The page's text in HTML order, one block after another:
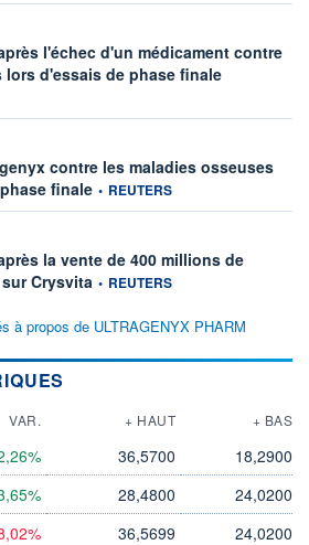
l'échec d'un médicament contre
lors d'essais de phase finale
contre les maladies osseuses
finale information fournie par
• REUTERS
la vente de 400 millions de
Crysvita information fournie par
• REUTERS
à propos de ULTRAGENYX PHARM
VAR. + HAUT + BAS
36,5700
18,2900
28,4800
24,0200
36,5699
24,0200